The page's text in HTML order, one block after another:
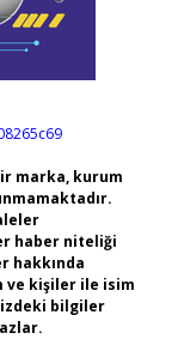
marka, kurum
haber niteliği
hakkında
ve kişiler ile isim
bilgiler